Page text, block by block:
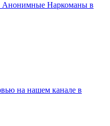
Анонимные Наркоманы в
на нашем канале в